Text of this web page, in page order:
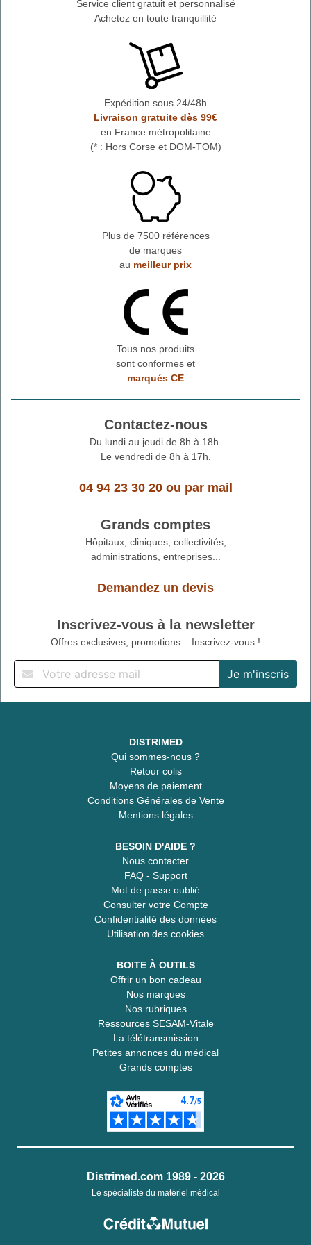
Service client gratuit et personnalisé
Achetez en toute tranquillité
Expédition sous 24/48h
Livraison gratuite dès 99€
en France métropolitaine
(* : Hors Corse et DOM-TOM)
Plus de 7500 références
de marques
au meilleur prix
Tous nos produits
sont conformes et
marqués CE
Contactez-nous
Du lundi au jeudi de 8h à 18h.
Le vendredi de 8h à 17h.
04 94 23 30 20ou par mail
Grands comptes
Hôpitaux, cliniques, collectivités,
administrations, entreprises...
Demandez un devis
Inscrivez-vous à la newsletter
Offres exclusives, promotions... Inscrivez-vous !
DISTRIMED
Qui sommes-nous ?
Retour colis
Moyens de paiement
Conditions Générales de Vente
Mentions légales
BESOIN D'AIDE ?
Nous contacter
FAQ - Support
Mot de passe oublié
Consulter votre Compte
Confidentialité des données
Utilisation des cookies
BOITE À OUTILS
Offrir un bon cadeau
Nos marques
Nos rubriques
Ressources SESAM-Vitale
La télétransmission
Petites annonces du médical
Grands comptes
Distrimed.com 1989 - 2026
Le spécialiste du matériel médical